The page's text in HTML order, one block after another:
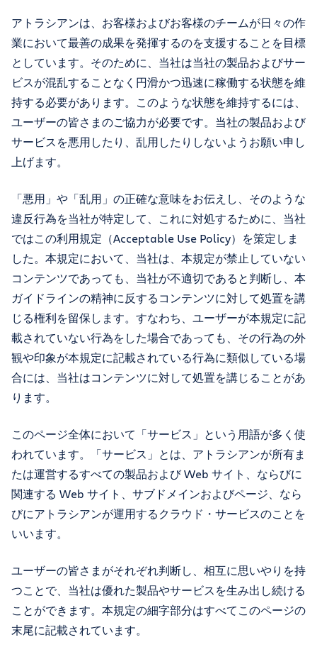
アトラシアンは、お客様およびお客様のチームが日々の作
業において最善の成果を発揮するのを支援することを目標
としています。そのために、当社は当社の製品およびサー
ビスが混乱することなく円滑かつ迅速に稼働する状態を維
持する必要があります。このような状態を維持するには、
ユーザーの皆さまのご協力が必要です。当社の製品および
サービスを悪用したり、乱用したりしないようお願い申し
上げます。
「悪用」や「乱用」の正確な意味をお伝えし、そのような
違反行為を当社が特定して、これに対処するために、当社
ではこの利用規定（Acceptable Use Policy）を策定しま
した。本規定において、当社は、本規定が禁止していない
コンテンツであっても、当社が不適切であると判断し、本
ガイドラインの精神に反するコンテンツに対して処置を講
じる権利を留保します。すなわち、ユーザーが本規定に記
載されていない行為をした場合であっても、その行為の外
観や印象が本規定に記載されている行為に類似している場
合には、当社はコンテンツに対して処置を講じることがあ
ります。
このページ全体において「サービス」という用語が多く使
われています。「サービス」とは、アトラシアンが所有ま
たは運営するすべての製品および Web サイト、ならびに
関連する Web サイト、サブドメインおよびページ、なら
びにアトラシアンが運用するクラウド・サービスのことを
いいます。
ユーザーの皆さまがそれぞれ判断し、相互に思いやりを持
つことで、当社は優れた製品やサービスを生み出し続ける
ことができます。本規定の細字部分はすべてこのページの
末尾に記載されています。